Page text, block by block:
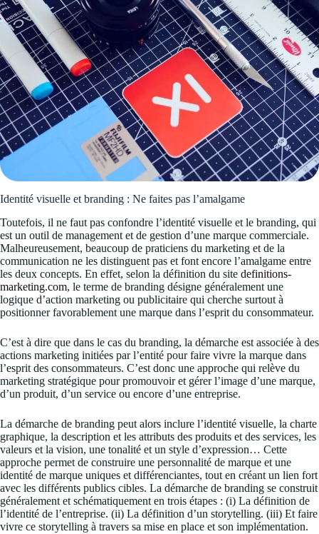
Identité visuelle et branding : Ne faites pas l’amalgame
Toutefois, il ne faut pas confondre l’identité visuelle et le branding, qui
est un outil de management et de gestion d’une marque commerciale.
Malheureusement, beaucoup de praticiens du marketing et de la
communication ne les distinguent pas et font encore l’amalgame entre
les deux concepts. En effet, selon la définition du site definitions-
marketing.com, le terme de branding désigne généralement une
logique d’action marketing ou publicitaire qui cherche surtout à
positionner favorablement une marque dans l’esprit du consommateur.
C’est à dire que dans le cas du branding, la démarche est associée à des
actions marketing initiées par l’entité pour faire vivre la marque dans
l’esprit des consommateurs. C’est donc une approche qui relève du
marketing stratégique pour promouvoir et gérer l’image d’une marque,
d’un produit, d’un service ou encore d’une entreprise.
La démarche de branding peut alors inclure l’identité visuelle, la charte
graphique, la description et les attributs des produits et des services, les
valeurs et la vision, une tonalité et un style d’expression… Cette
approche permet de construire une personnalité de marque et une
identité de marque uniques et différenciantes, tout en créant un lien fort
avec les différents publics cibles. La démarche de branding se construit
généralement et schématiquement en trois étapes : (i) La définition de
l’identité de l’entreprise. (ii) La définition d’un storytelling. (iii) Et faire
vivre ce storytelling à travers sa mise en place et son implémentation.